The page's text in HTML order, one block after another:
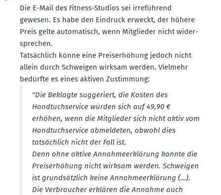
Die E-Mail des Fitness-Studios sei irreführend
gewesen. Es habe den Eindruck erweckt, der höhere
Preis gelte automa­tisch, wenn Mitglieder nicht wider­
sprechen.
Tatsächlich könne eine Preis­er­höhung jedoch nicht
allein durch Schweigen wirksam werden. Vielmehr
bedürfte es eines aktiven Zustimmung:
"Die Beklagte sugge­riert, die Kosten des
Handtuch­service würden sich auf 49,90 €
erhöhen, wenn die Mitglieder sich nicht aktiv vom
Handtuch­service abmel­deten, obwohl dies
tatsächlich nicht der Fall ist.
Denn ohne aktive Annah­me­er­klärung konnte die
Preis­er­höhung nicht wirksam werden. Schweigen
ist grund­sätzlich keine Annah­me­er­klärung (…).
Die Verbraucher erklären die Annahme auch